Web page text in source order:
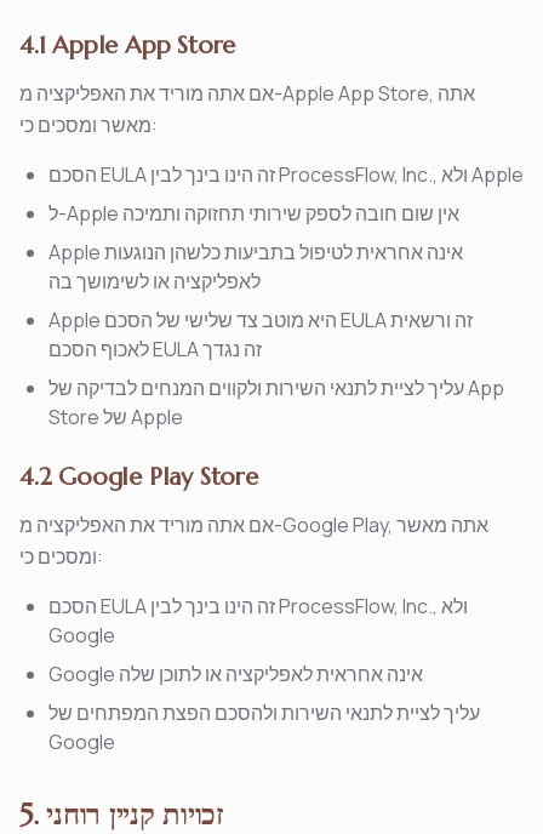
4.1 Apple App Store
אם אתה מוריד את האפליקציה מ-Apple App Store, אתה
מאשר ומסכים כי:
הסכם EULA זה הינו בינך לבין ProcessFlow, Inc., ולא Apple
ל-Apple אין שום חובה לספק שירותי תחזוקה ותמיכה
Apple אינה אחראית לטיפול בתביעות כלשהן הנוגעות
לאפליקציה או לשימושך בה
Apple היא מוטב צד שלישי של הסכם EULA זה ורשאית
לאכוף הסכם EULA זה נגדך
עליך לציית לתנאי השירות ולקווים המנחים לבדיקה של App
Store של Apple
4.2 Google Play Store
אם אתה מוריד את האפליקציה מ-Google Play, אתה מאשר
ומסכים כי:
הסכם EULA זה הינו בינך לבין ProcessFlow, Inc., ולא
Google
Google אינה אחראית לאפליקציה או לתוכן שלה
עליך לציית לתנאי השירות ולהסכם הפצת המפתחים של
Google
5. זכויות קניין רוחני